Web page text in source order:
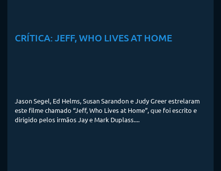
CRÍTICA: JEFF, WHO LIVES AT HOME
Jason Segel, Ed Helms, Susan Sarandon e Judy Greer estrelaram
este filme chamado “Jeff, Who Lives at Home”, que foi escrito e
dirigido pelos irmãos Jay e Mark Duplass....